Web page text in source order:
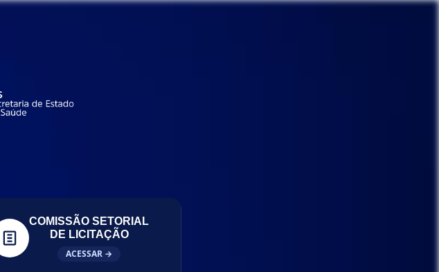
COMISSÃO SETORIAL
DE LICITAÇÃO
ACESSAR →